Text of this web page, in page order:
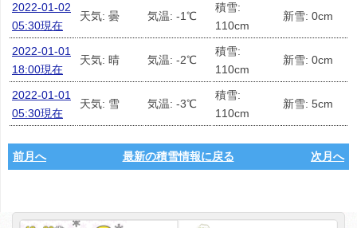
2022-01-02
05:30現在
天気: 曇 気温: -1℃
積雪:
110cm
新雪: 0cm
2022-01-01
18:00現在
天気: 晴 気温: -2℃
積雪:
110cm
新雪: 0cm
2022-01-01
05:30現在
天気: 雪 気温: -3℃
積雪:
110cm
新雪: 5cm
前月へ 最新の積雪情報に戻る 次月へ